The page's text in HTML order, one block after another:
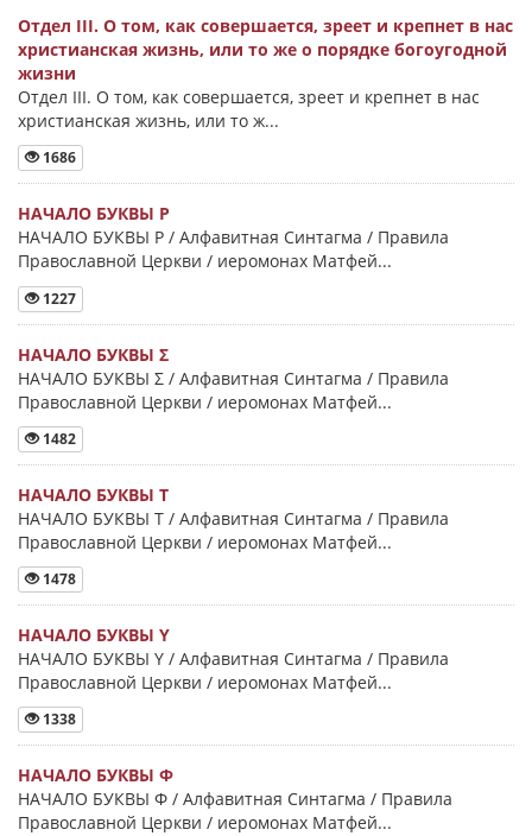
Отдел III. О том, как совершается, зреет и крепнет в нас
христианская жизнь, или то же о порядке богоугодной
жизни
Отдел III. О том, как совершается, зреет и крепнет в нас
христианская жизнь, или то ж...
1686
НАЧАЛО БУКВЫ Ρ
НАЧАЛО БУКВЫ Ρ / Алфавитная Синтагма / Правила
Православной Церкви / иеромонах Матфей...
1227
НАЧАЛО БУКВЫ Σ
НАЧАЛО БУКВЫ Σ / Алфавитная Синтагма / Правила
Православной Церкви / иеромонах Матфей...
1482
НАЧАЛО БУКВЫ Τ
НАЧАЛО БУКВЫ Τ / Алфавитная Синтагма / Правила
Православной Церкви / иеромонах Матфей...
1478
НАЧАЛО БУКВЫ Y
НАЧАЛО БУКВЫ Y / Алфавитная Синтагма / Правила
Православной Церкви / иеромонах Матфей...
1338
НАЧАЛО БУКВЫ Φ
НАЧАЛО БУКВЫ Φ / Алфавитная Синтагма / Правила
Православной Церкви / иеромонах Матфей...